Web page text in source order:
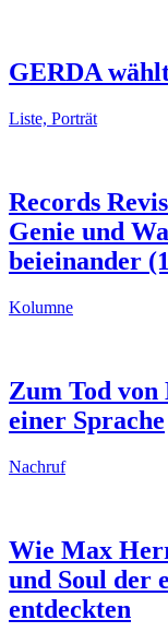
GERDA
Liste, Porträt
Records
Genie und
beieinander
Kolumne
Zum Tod
einer Sprache
Nachruf
Wie Max
und Soul der
entdeckten